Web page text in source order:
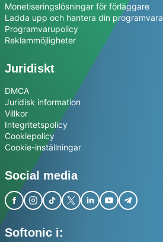
Monetiseringslösningar för förläggare
Ladda upp och hantera din programvara
Programvarupolicy
Reklammöjligheter
Juridiskt
DMCA
Juridisk information
Villkor
Integritetspolicy
Cookiepolicy
Cookie-inställningar
Social media
Softonic i: